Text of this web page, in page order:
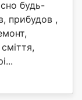
будь-
прибудов ,